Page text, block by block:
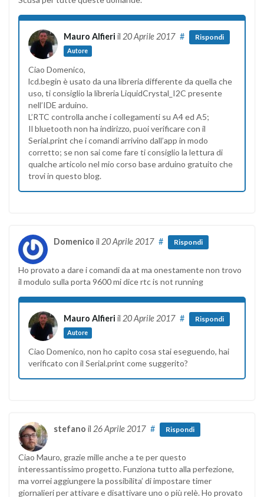
Mauro Alfieri il 20 Aprile 2017
Autore
# Rispondi
Ciao Domenico,
lcd.begin è usato da una libreria differente da quella che
uso, ti consiglio la libreria LiquidCrystal_I2C presente
nell’IDE arduino.
L’RTC controlla anche i collegamenti su A4 ed A5;
Il bluetooth non ha indirizzo, puoi verificare con il
Serial.print che i comandi arrivino dall’app in modo
corretto; se non sai come fare ti consiglio la lettura di
qualche articolo nel mio corso base arduino gratuito che
trovi in questo blog.
Domenico il 20 Aprile 2017 # Rispondi
Ho provato a dare i comandi da at ma onestamente non trovo
il modulo sulla porta 9600 mi dice rtc is not running
Mauro Alfieri il 20 Aprile 2017
Autore
# Rispondi
Ciao Domenico, non ho capito cosa stai eseguendo, hai
verificato con il Serial.print come suggerito?
stefano il 26 Aprile 2017 # Rispondi
Ciao Mauro, grazie mille anche a te per questo
interessantissimo progetto. Funziona tutto alla perfezione,
ma vorrei aggiungere la possibilita’ di impostare timer
giornalieri per attivare e disattivare uno o più relè. Ho provato